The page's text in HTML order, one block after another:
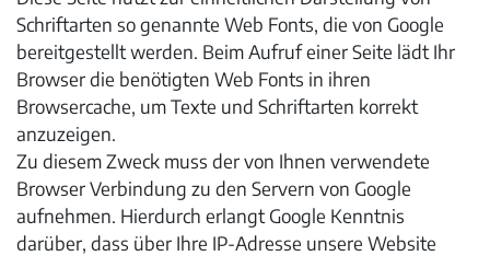
Schriftarten so genannte Web Fonts, die von Google
bereitgestellt werden. Beim Aufruf einer Seite lädt Ihr
Browser die benötigten Web Fonts in ihren
Browsercache, um Texte und Schriftarten korrekt
anzuzeigen.
Zu diesem Zweck muss der von Ihnen verwendete
Browser Verbindung zu den Servern von Google
aufnehmen. Hierdurch erlangt Google Kenntnis
darüber, dass über Ihre IP-Adresse unsere Website